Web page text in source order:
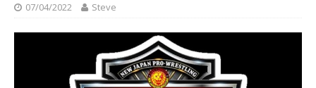
07/04/2022 Steve